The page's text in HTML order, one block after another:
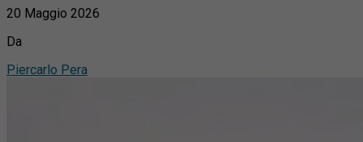
20 Maggio 2026
Da
Piercarlo Pera